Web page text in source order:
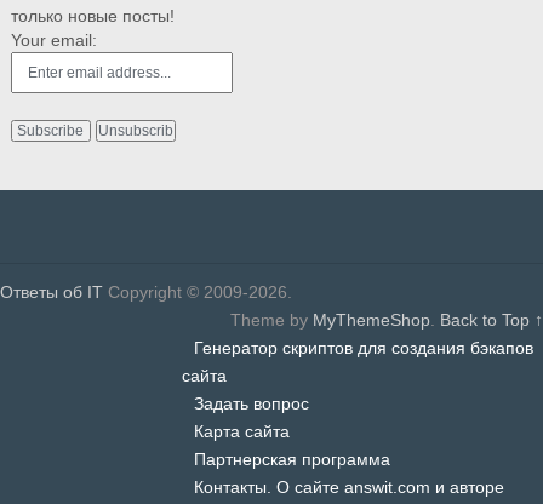
только новые посты!
Your email:
Ответы об IT Copyright © 2009-2026.
Theme by MyThemeShop Back to Top ↑
Генератор скриптов для создания бэкапов
сайта
Задать вопрос
Карта сайта
Партнерская программа
Контакты. О сайте answit.com и авторе